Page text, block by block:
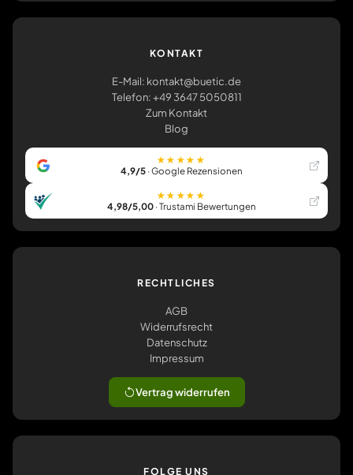
KONTAKT
E-Mail: kontakt@buetic.de
Telefon: +49 3647 5050811
Zum Kontakt
Blog
★★★★★
4,9/5· Google Rezensionen
★★★★★
4,98/5,00· Trustami Bewertungen
RECHTLICHES
AGB
Widerrufsrecht
Datenschutz
Impressum
Vertrag widerrufen
FOLGE UNS